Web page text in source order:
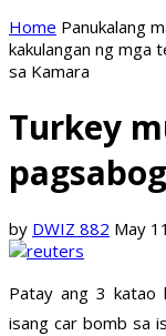
Home Panukalang
kakulangan ng mga
sa Kamara
Turkey
by DWIZ 882 May
Patay ang 3 katao
isang car bomb sa